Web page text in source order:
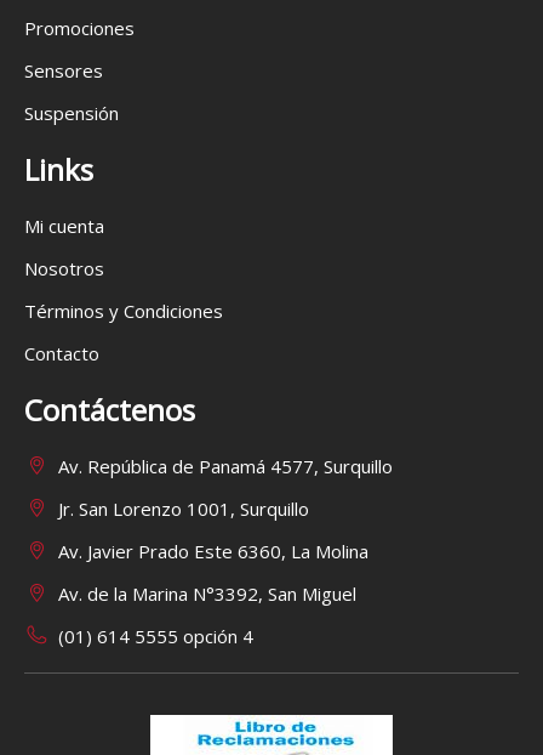
Promociones
Sensores
Suspensión
Links
Mi cuenta
Nosotros
Términos y Condiciones
Contacto
Contáctenos
Av. República de Panamá 4577, Surquillo
Jr. San Lorenzo 1001, Surquillo
Av. Javier Prado Este 6360, La Molina
Av. de la Marina N°3392, San Miguel
(01) 614 5555 opción 4